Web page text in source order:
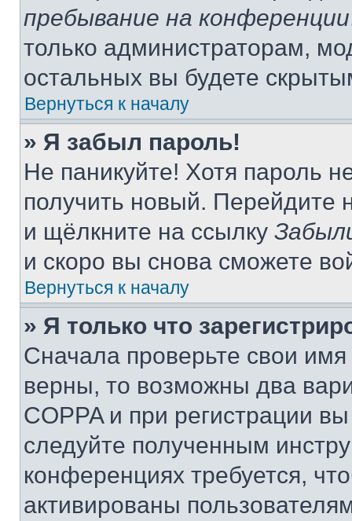
пребывание на конференции
только администраторам,
остальных вы будете
Вернуться к началу
» Я забыл пароль!
Не паникуйте! Хотя пароль
получить новый. Перейдите
и щёлкните на ссылку
и скоро вы снова сможете
Вернуться к началу
» Я только что
Сначала проверьте свои
верны, то возможны два
COPPA и при регистрации
следуйте полученным
конференциях требуется,
активированы